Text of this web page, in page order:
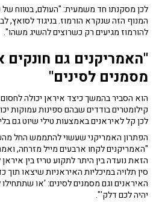
לכן מסקנתו חד משמעית: "העולם, בטווח
המנוף הזה שנקרא הורמוז. בניגוד לסואץ,
להורמוז מגיעים רק כשרוצים להשיג משהו".
"האמריקנים גם חונקים
מסמנים לסינים"
הוא הסביר בהמשך כיצד איראן יכולה
קילומטרים בודדים שבהם ספינות עמוקות
לכן קל לאיראנים באמצעות טילי שיוט גם
הפתרון האמריקני שעשוי להתממש החל
"האמריקנים לקחו ארבעים מייל מזרחה,
הזאת נועדה בין היתר לתקוע טריז בין
סין תלויה במיכליות האיראניות שיצאו
האיראנים וגם מסמנים לסינים: 'או
יהיה לכם דלק'".